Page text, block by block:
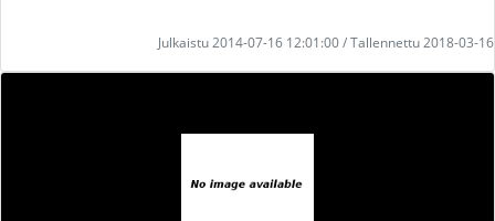
Julkaistu 2014-07-16 12:01:00 / Tallennettu 2018-03-16